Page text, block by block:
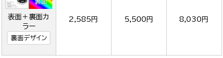
表面＋裏面カ
ラー
裏面デザイン
2,585円 5,500円 8,030円